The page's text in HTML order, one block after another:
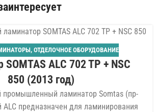
, ОТДЕЛОЧНОЕ ОБОРУДОВАНИЕ
ALC 702 TP + NSC
850 (2013 год)
промышленный ламинатор Somtas (пр-
ALC предназначен для ламинирования